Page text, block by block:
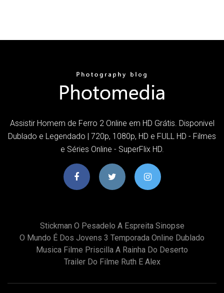
Assistir Homem de Ferro 2 Online em HD Grátis. Disponivel
Dublado e Legendado | 720p, 1080p, HD e FULL HD - Filmes
e Séries Online - SuperFlix HD.
Stickman O Pesadelo A Espreita Sinopse
O Mundo É Dos Jovens 3 Temporada Online Dublado
Musica Filme Priscilla A Rainha Do Deserto
Trailer Do Filme Ruth E Alex